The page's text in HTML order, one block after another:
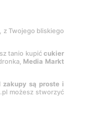
z Twojego bliskiego
tanio kupićcukier
Media Markt
zakupy są proste i
możesz stworzyć